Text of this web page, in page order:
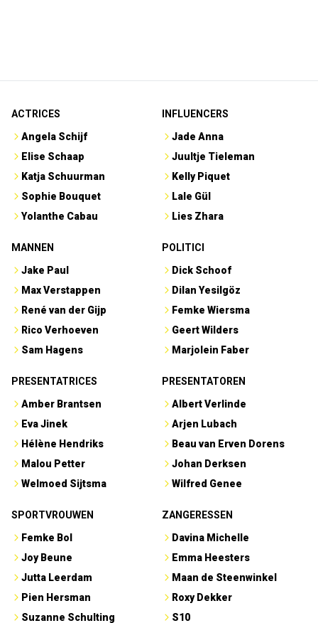
ACTRICES
Angela Schijf
Elise Schaap
Katja Schuurman
Sophie Bouquet
Yolanthe Cabau
INFLUENCERS
Jade Anna
Juultje Tieleman
Kelly Piquet
Lale Gül
Lies Zhara
MANNEN
Jake Paul
Max Verstappen
René van der Gijp
Rico Verhoeven
Sam Hagens
POLITICI
Dick Schoof
Dilan Yesilgöz
Femke Wiersma
Geert Wilders
Marjolein Faber
PRESENTATRICES
Amber Brantsen
Eva Jinek
Hélène Hendriks
Malou Petter
Welmoed Sijtsma
PRESENTATOREN
Albert Verlinde
Arjen Lubach
Beau van Erven Dorens
Johan Derksen
Wilfred Genee
SPORTVROUWEN
Femke Bol
Joy Beune
Jutta Leerdam
Pien Hersman
Suzanne Schulting
ZANGERESSEN
Davina Michelle
Emma Heesters
Maan de Steenwinkel
Roxy Dekker
S10